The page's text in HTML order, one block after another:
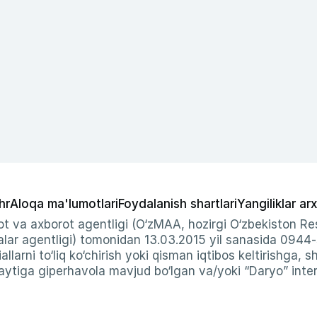
Aloqa ma'lumotlariFoydalanish shartlariYangiliklar
va axborot agentligi (O‘zMAA, hozirgi O‘zbekiston
agentligi) tomonidan 13.03.2015 yil sanasida
to‘liq ko‘chirish yoki qisman iqtibos keltirishga,
giperhavola mavjud bo‘lgan va/yoki “Daryo”